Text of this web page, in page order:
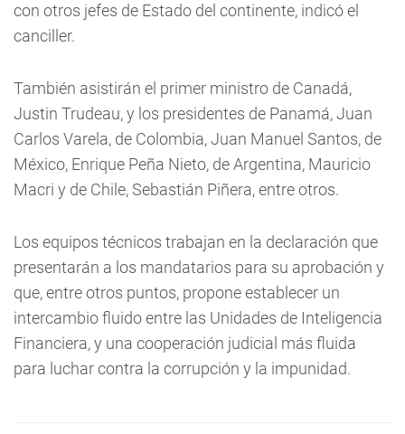
con otros jefes de Estado del continente, indicó el
canciller.
También asistirán el primer ministro de Canadá,
Justin Trudeau, y los presidentes de Panamá, Juan
Carlos Varela, de Colombia, Juan Manuel Santos, de
México, Enrique Peña Nieto, de Argentina, Mauricio
Macri y de Chile, Sebastián Piñera, entre otros.
Los equipos técnicos trabajan en la declaración que
presentarán a los mandatarios para su aprobación y
que, entre otros puntos, propone establecer un
intercambio fluido entre las Unidades de Inteligencia
Financiera, y una cooperación judicial más fluida
para luchar contra la corrupción y la impunidad.